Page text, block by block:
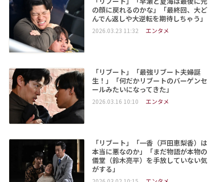
の顔に戻れるのかな」「最終回、大ど
んでん返しや大逆転を期待しちゃう」
2026.03.23 11:32 エンタメ
「リブート」「最強リブート夫婦誕
生！」「何だかリブートのバーゲンセ
ールみたいになってきた」
2026.03.16 10:10 エンタメ
「リブート」「一香（戸田恵梨香）は
本当に悪なのか」「まだ物語が本物の
儀堂（鈴木亮平）を手放していない気
がする」